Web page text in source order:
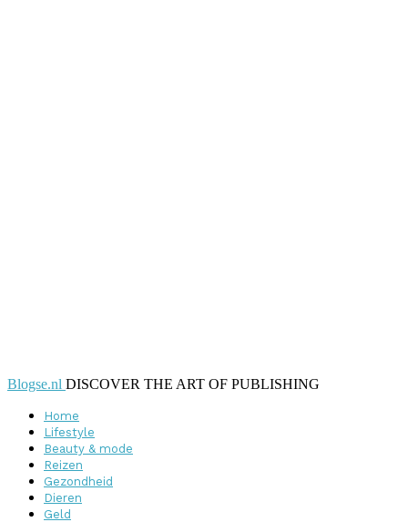
Blogse.nl DISCOVER THE ART OF PUBLISHING
Home
Lifestyle
Beauty & mode
Reizen
Gezondheid
Dieren
Geld